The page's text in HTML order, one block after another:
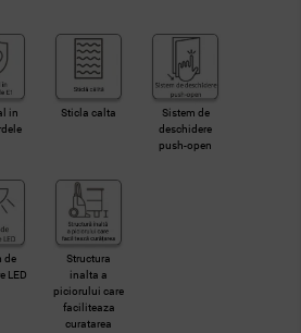
in
Sticla calta
Sistem de
deschidere
push-open
de
LED
Structura
inalta a
piciorului care
faciliteaza
curatarea